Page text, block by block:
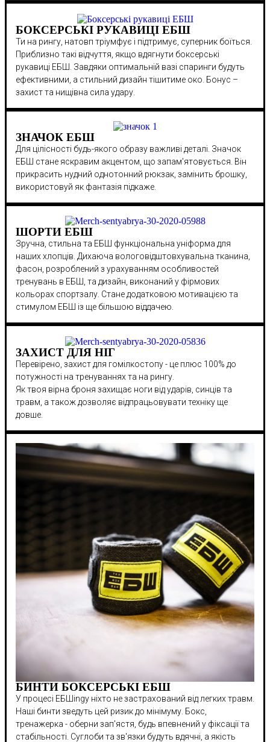
БОКСЕРСЬКІ РУКАВИЦІ ЕБШ
Ти на рингу, натовп тріумфує і підтримує, суперник боїться.
Приблизно такі відчуття, якщо вдягнути боксерські
рукавиці ЕБШ. Завдяки оптимальній вазі спаринги будуть
ефективними, а стильний дизайн тішитиме око. Бонус –
захист та нищівна сила удару.
ЗНАЧОК ЕБШ
Для цілісності будь-якого образу важливі деталі. Значок
ЕБШ стане яскравим акцентом, що запам'ятовується. Він
прикрасить нудний однотонний рюкзак, замінить брошку,
використовуй як фантазія підкаже.
ШОРТИ ЕБШ
Зручна, стильна та ЕБШ функціональна уніформа для
наших хлопців. Дихаюча вологовідштовхувальна тканина,
фасон, розроблений з урахуванням особливостей
тренувань в ЕБШ, та дизайн, виконаний у фірмових
кольорах спортзалу. Стане додатковою мотивацією та
стимулом ЕБШ із ще більшою віддачею.
ЗАХИСТ ДЛЯ НІГ
Перевірено, захист для гомілкостопу - це плюс 100% до
потужності на тренуваннях та на рингу.
Як твоя вірна броня захищає ноги від ударів, синців та
травм, а також дозволяє відпрацьовувати техніку ще
довше.
БИНТИ БОКСЕРСЬКІ ЕБШ
У процесі ЕБШingу ніхто не застрахований від легких травм.
Наші бинти зведуть цей ризик до мінімуму. Бокс,
тренажерка - оберни зап'ястя, будь впевнений у фіксації та
стабільності. Суглоби та зв'язки будуть вдячні, а якість